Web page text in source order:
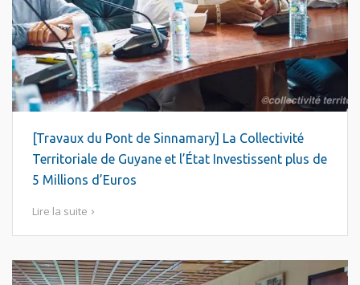
[Travaux du Pont de Sinnamary] La Collectivité
Territoriale de Guyane et l’État Investissent plus de
5 Millions d’Euros
Lire la suite